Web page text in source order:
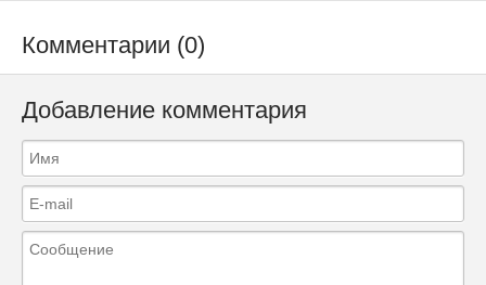
Комментарии (0)
Добавление комментария